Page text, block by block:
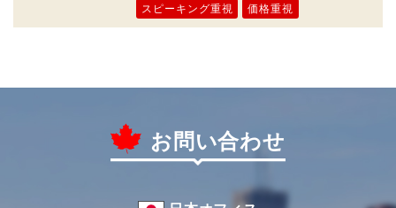
スピーキング重視 価格重視
お問い合わせ